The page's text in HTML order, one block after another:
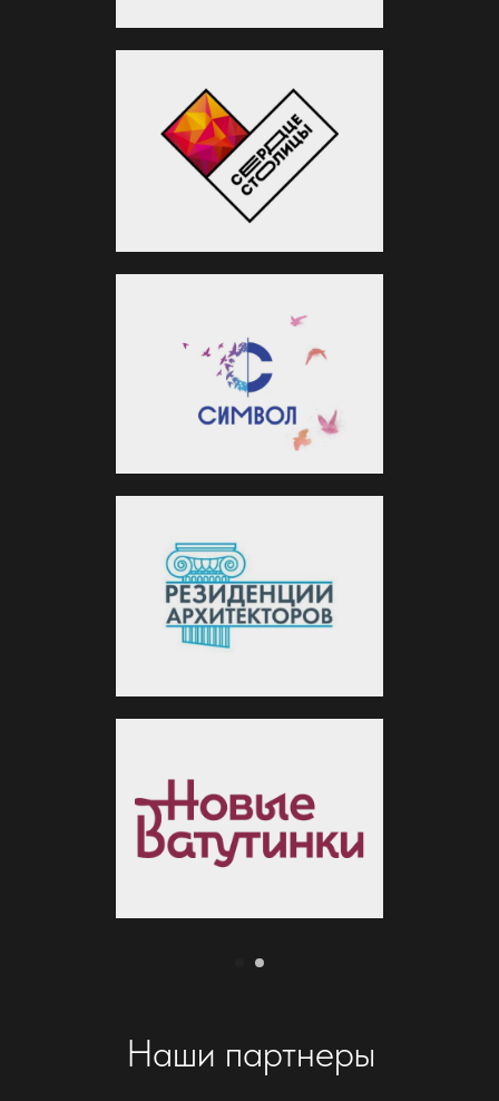
Московская область, г.Ногинск, Пожарный 1
Московская область г.Балашиха, Ленина
Москва, 2-я Владимирская улица 43
mr.remservice@yandex.ru
ИП Толочко Дмитрий Викторович
ИНН 505026386707 ОГРН 318505000041042